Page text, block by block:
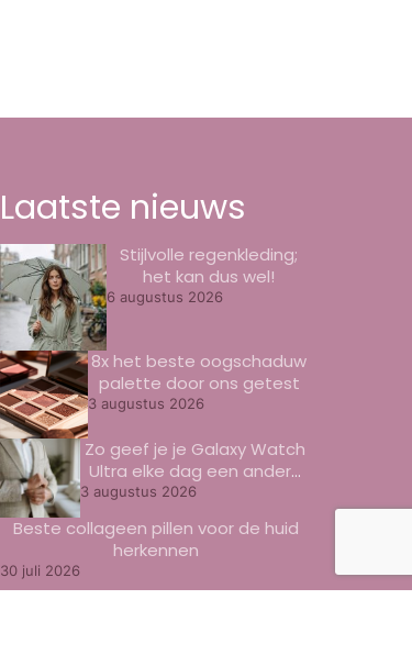
Laatste nieuws
Stijlvolle regenkleding;
het kan dus wel!
6 augustus 2026
8x het beste oogschaduw
palette door ons getest
3 augustus 2026
Zo geef je je Galaxy Watch
Ultra elke dag een andere
look
3 augustus 2026
Beste collageen pillen voor de huid
herkennen
30 juli 2026